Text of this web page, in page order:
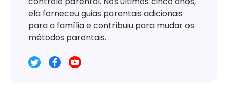
ela forneceu guias parentais adicionais
para a família e contribuiu para mudar os
métodos parentais.